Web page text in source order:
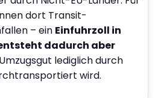
dort Transit-
– ein Einfuhrzoll in
dadurch aber
lediglich durch
wird.